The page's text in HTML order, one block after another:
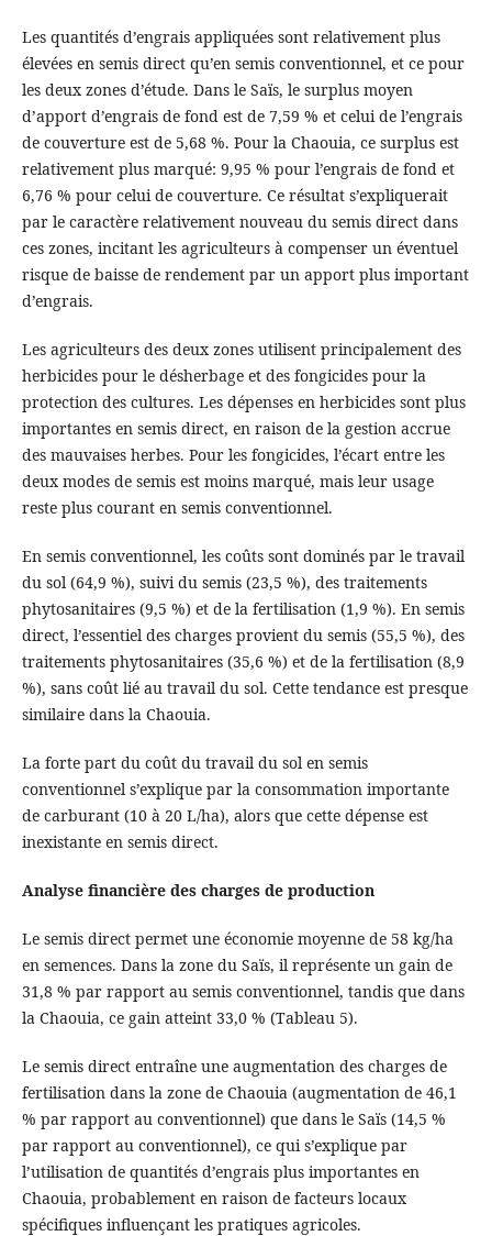
Les quantités d’engrais appliquées sont relativement plus
élevées en semis direct qu’en semis conventionnel, et ce pour
les deux zones d’étude. Dans le Saïs, le surplus moyen
d’apport d’engrais de fond est de 7,59 % et celui de l’engrais
de couverture est de 5,68 %. Pour la Chaouia, ce surplus est
relativement plus marqué: 9,95 % pour l’engrais de fond et
6,76 % pour celui de couverture. Ce résultat s’expliquerait
par le caractère relativement nouveau du semis direct dans
ces zones, incitant les agriculteurs à compenser un éventuel
risque de baisse de rendement par un apport plus important
d’engrais.
Les agriculteurs des deux zones utilisent principalement des
herbicides pour le désherbage et des fongicides pour la
protection des cultures. Les dépenses en herbicides sont plus
importantes en semis direct, en raison de la gestion accrue
des mauvaises herbes. Pour les fongicides, l’écart entre les
deux modes de semis est moins marqué, mais leur usage
reste plus courant en semis conventionnel.
En semis conventionnel, les coûts sont dominés par le travail
du sol (64,9 %), suivi du semis (23,5 %), des traitements
phytosanitaires (9,5 %) et de la fertilisation (1,9 %). En semis
direct, l’essentiel des charges provient du semis (55,5 %), des
traitements phytosanitaires (35,6 %) et de la fertilisation (8,9
%), sans coût lié au travail du sol. Cette tendance est presque
similaire dans la Chaouia.
La forte part du coût du travail du sol en semis
conventionnel s’explique par la consommation importante
de carburant (10 à 20 L/ha), alors que cette dépense est
inexistante en semis direct.
Analyse financière des charges de production
Le semis direct permet une économie moyenne de 58 kg/ha
en semences. Dans la zone du Saïs, il représente un gain de
31,8 % par rapport au semis conventionnel, tandis que dans
la Chaouia, ce gain atteint 33,0 % (Tableau 5).
Le semis direct entraîne une augmentation des charges de
fertilisation dans la zone de Chaouia (augmentation de 46,1
% par rapport au conventionnel) que dans le Saïs (14,5 %
par rapport au conventionnel), ce qui s’explique par
l’utilisation de quantités d’engrais plus importantes en
Chaouia, probablement en raison de facteurs locaux
spécifiques influençant les pratiques agricoles.